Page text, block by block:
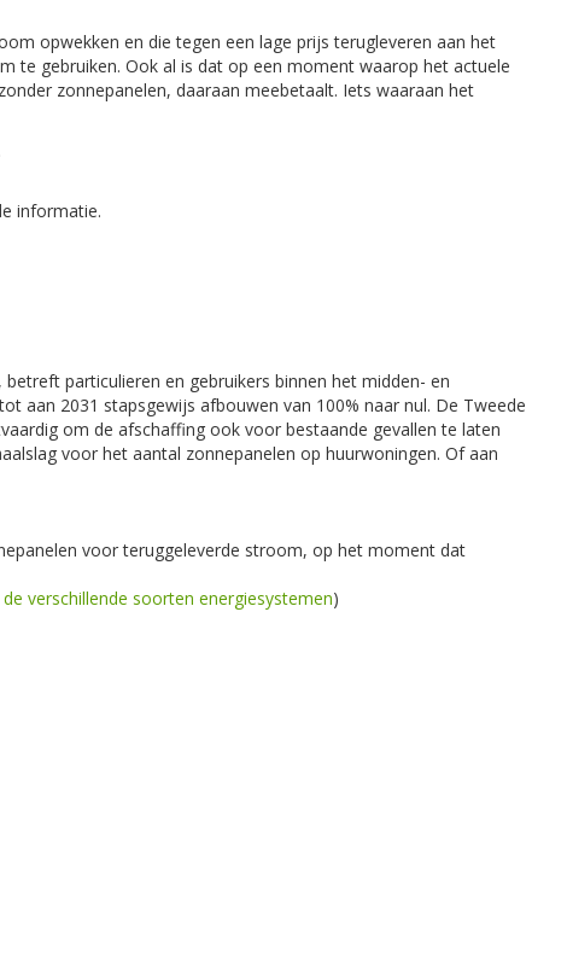
opwekken en die tegen een lage prijs terugleveren aan het
te gebruiken. Ook al is dat op een moment waarop het actuele
zonnepanelen, daaraan meebetaalt. Iets waaraan het
informatie.
particulieren en gebruikers binnen het midden- en
aan 2031 stapsgewijs afbouwen van 100% naar nul. De Tweede
om de afschaffing ook voor bestaande gevallen te laten
voor het aantal zonnepanelen op huurwoningen. Of aan
voor teruggeleverde stroom, op het moment dat
verschillende soorten energiesystemen)